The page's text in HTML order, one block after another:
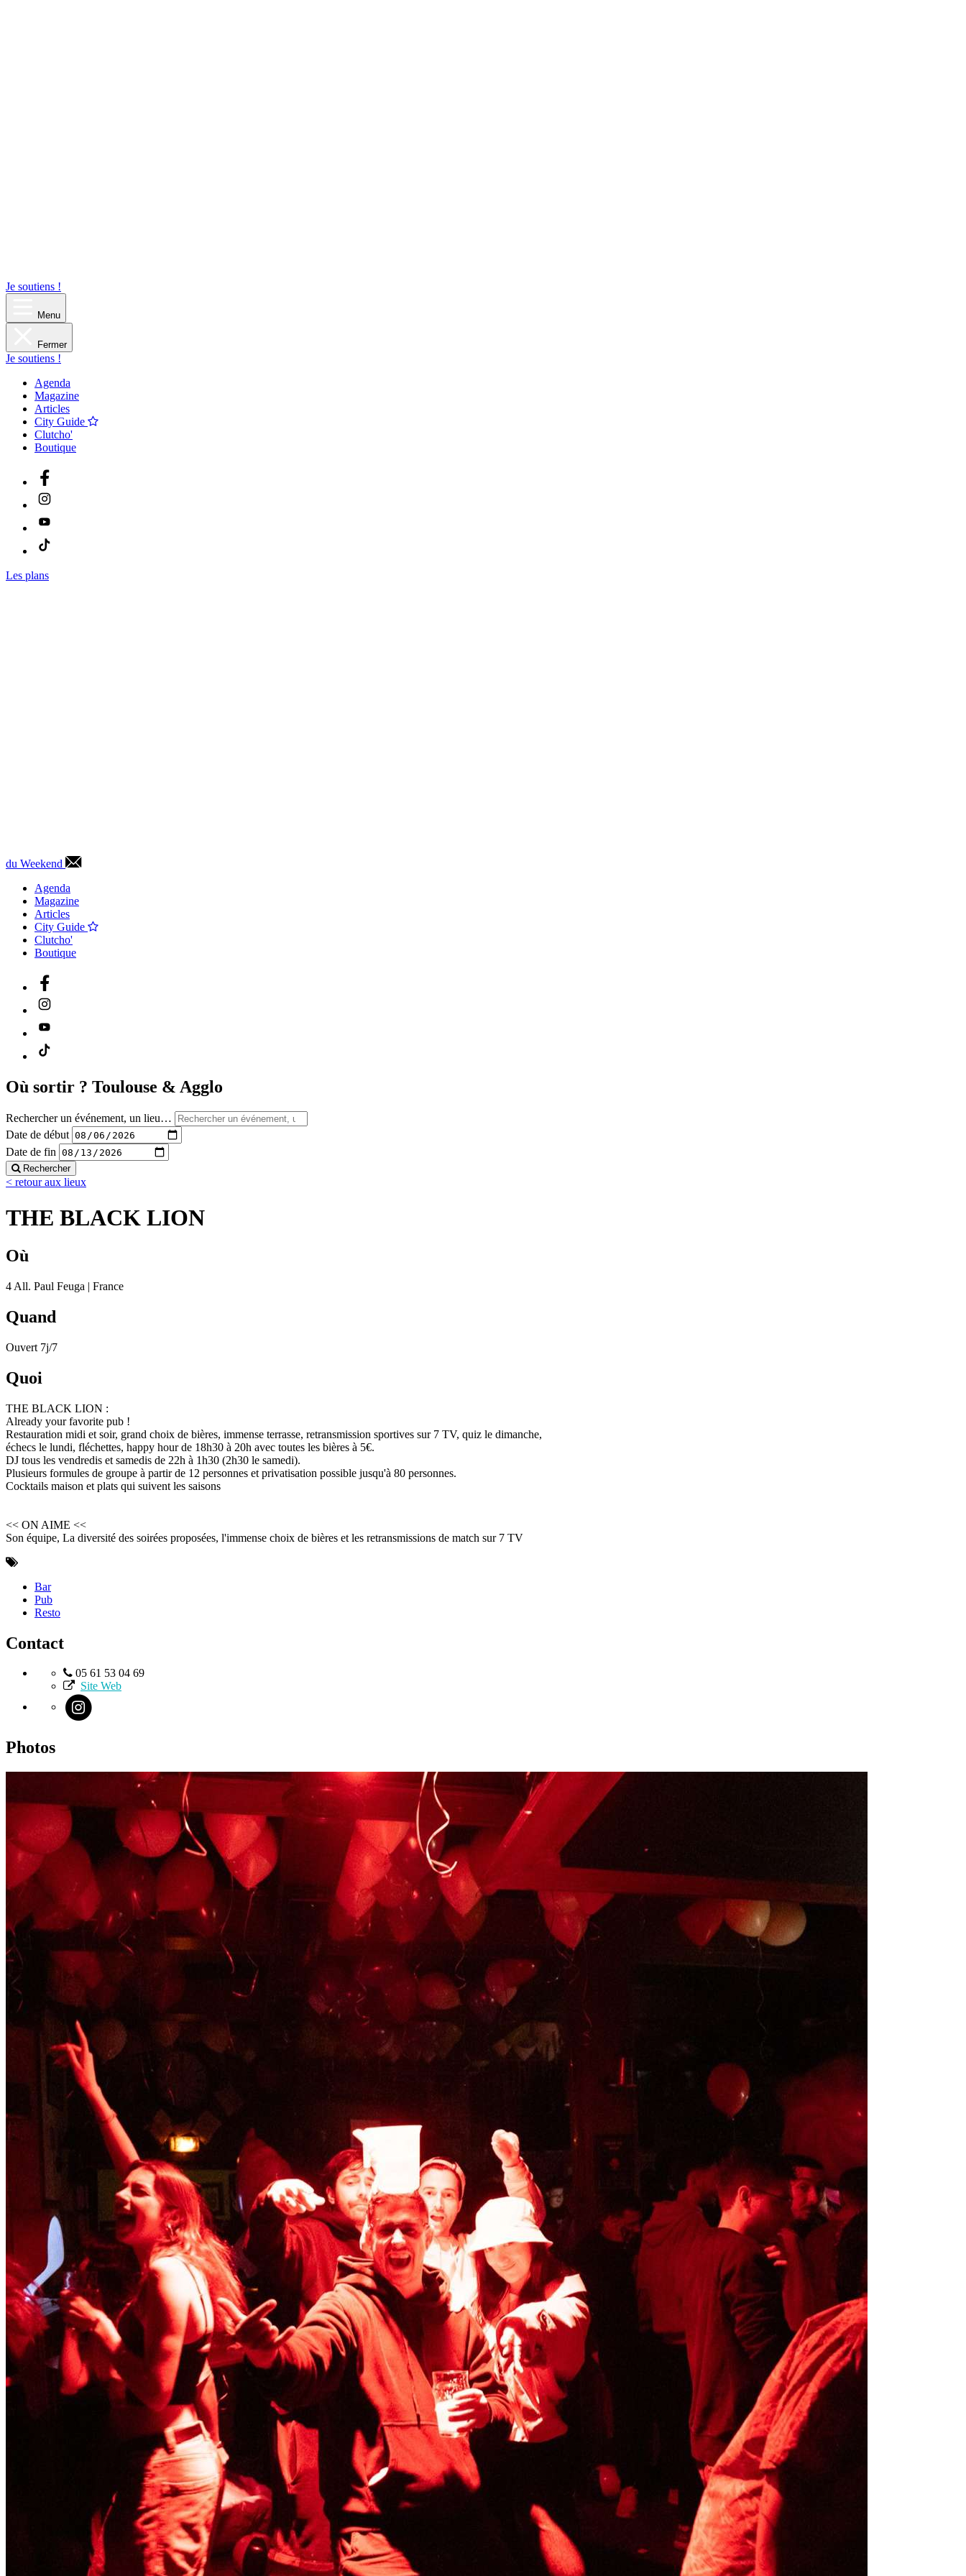
Je soutiens !
Menu
Fermer
Je soutiens !
Agenda
Magazine
Articles
City Guide
Clutcho'
Boutique
Les plans
du Weekend
Agenda
Magazine
Articles
City Guide
Clutcho'
Boutique
Où sortir ? Toulouse & Agglo
Rechercher un événement, un lieu…
Date de début
Date de fin
Rechercher
< retour aux lieux
THE BLACK LION
Où
4 All. Paul Feuga | France
Quand
Ouvert 7j/7
Quoi
THE BLACK LION :
Already your favorite pub !
Restauration midi et soir, grand choix de bières, immense terrasse, retransmission sportives sur 7 TV, quiz le dimanche,
échecs le lundi, fléchettes, happy hour de 18h30 à 20h avec toutes les bières à 5€.
DJ tous les vendredis et samedis de 22h à 1h30 (2h30 le samedi).
Plusieurs formules de groupe à partir de 12 personnes et privatisation possible jusqu'à 80 personnes.
Cocktails maison et plats qui suivent les saisons
<< ON AIME <<
Son équipe, La diversité des soirées proposées, l'immense choix de bières et les retransmissions de match sur 7 TV
Bar
Pub
Resto
Contact
05 61 53 04 69
Site Web
Photos